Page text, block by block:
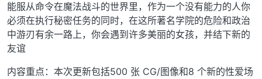
能服从命令在魔法战斗的世界里，作为一个没有能力的人你
必须在执行秘密任务的同时，在这所著名学院的危险和政治
中游刃有余一路上，你会遇到许多美丽的女孩，并结下新的
友谊
内容重点：本次更新包括500 张 CG/图像和8 个新的性爱场